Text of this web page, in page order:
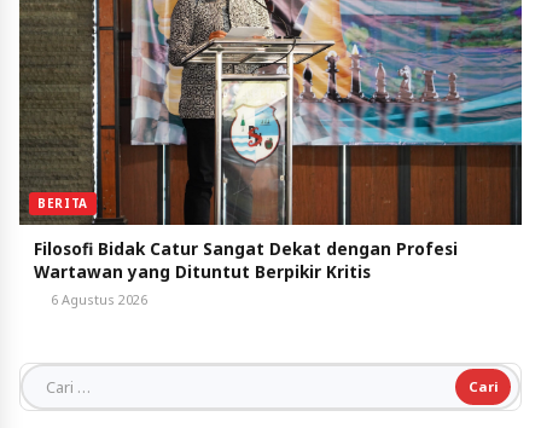
BERITA
Filosofi Bidak Catur Sangat Dekat dengan Profesi
Wartawan yang Dituntut Berpikir Kritis
6 Agustus 2026
Cari untuk: